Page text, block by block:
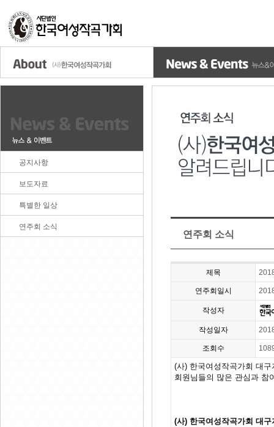
공지사항
보도자료
특별한 일상
연주회 소식
연주회 소식
제목
연주회일시
작성자
작성일자
조회수
(사) 한국여성작곡가회 대
회원님들의 많은 관심과 참
(사) 한국여성작곡가회 대구